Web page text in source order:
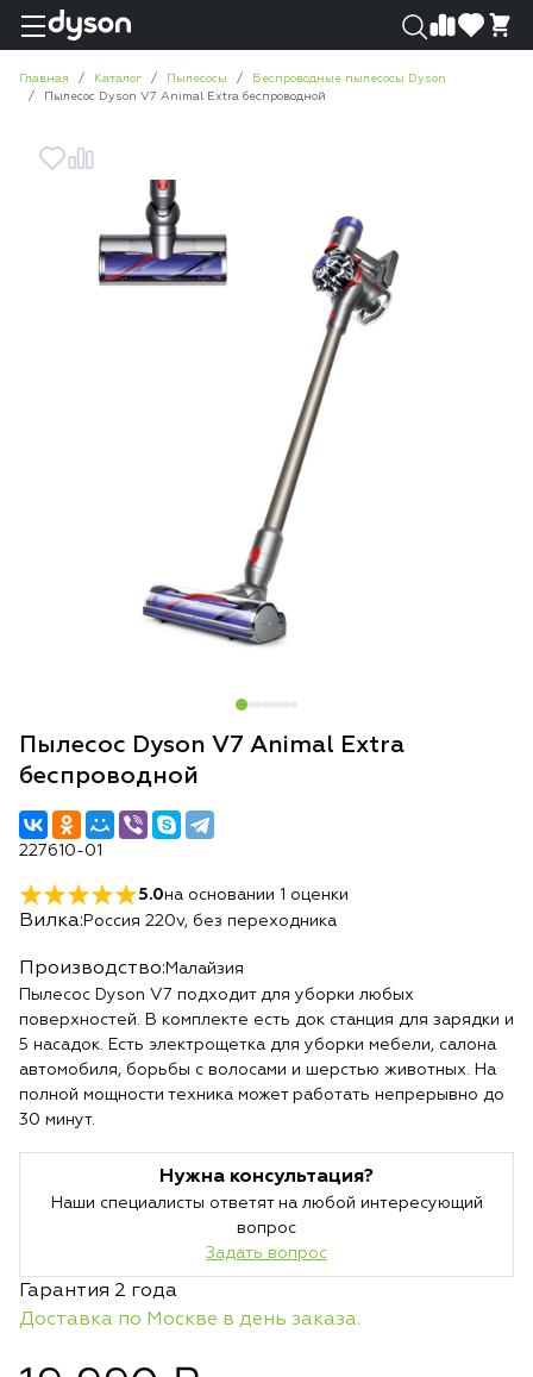
Главная Каталог Пылесосы
Беспроводные пылесосы Dyson
Пылесос Dyson V7 Animal Extra беспроводной
Пылесос Dyson V7 Animal Extra
беспроводной
227610-01
5.0на основании 1 оценки
Вилка: Россия 220v, без переходника
Производство: Малайзия
Пылесос Dyson V7 подходит для уборки любых
поверхностей. В комплекте есть док станция для зарядки и
5 насадок. Есть электрощетка для уборки мебели, салона
автомобиля, борьбы с волосами и шерстью животных. На
полной мощности техника может работать непрерывно до
30 минут.
Нужна консультация?
Наши специалисты ответят на любой интересующий
вопрос
Задать вопрос
Гарантия 2 года
Доставка по Москве в день заказа.